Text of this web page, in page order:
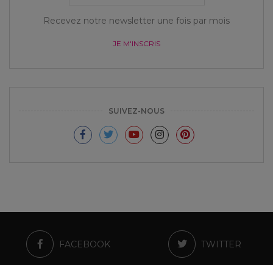
Recevez notre newsletter une fois par mois
JE M'INSCRIS
SUIVEZ-NOUS
FACEBOOK TWITTER